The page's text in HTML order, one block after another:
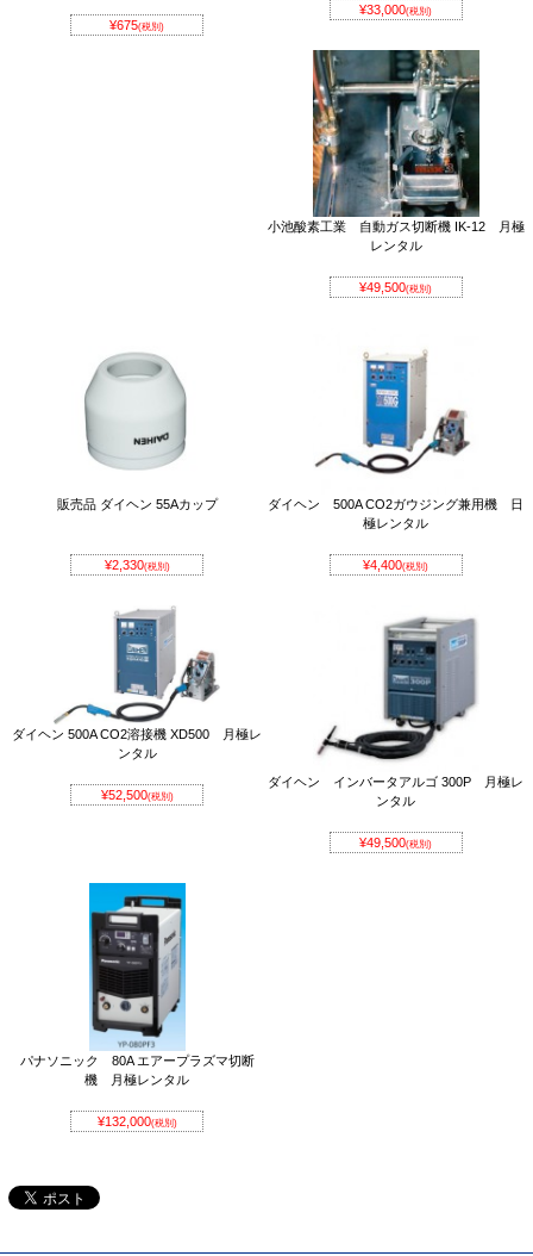
¥675(税別)
¥33,000(税別)
小池酸素工業 自動ガス切断機 IK-12 月極
レンタル
¥49,500(税別)
販売品 ダイヘン 55Aカップ
¥2,330(税別)
ダイヘン 500A CO2ガウジング兼用機 日
極レンタル
¥4,400(税別)
ダイヘン 500A CO2溶接機 XD500 月極レ
ンタル
¥52,500(税別)
ダイヘン インバータアルゴ 300P 月極レ
ンタル
¥49,500(税別)
パナソニック 80A エアープラズマ切断
機 月極レンタル
¥132,000(税別)